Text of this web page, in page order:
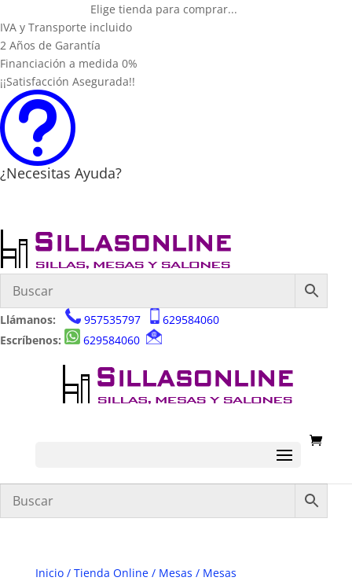
Elige tienda para comprar...
IVA y Transporte incluido
2 Años de Garantía
Financiación a medida 0%
¡¡Satisfacción Asegurada!!
t
¿Necesitas Ayuda?
Llámanos: 957535797
629584060
Escríbenos:
629584060
Inicio/ Tienda Online/ Mesas / Mesas